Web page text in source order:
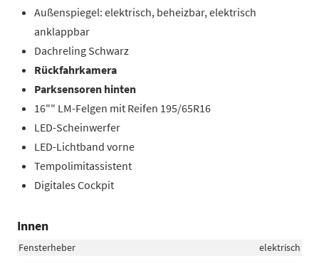
Außenspiegel: elektrisch, beheizbar, elektrisch
anklappbar
Dachreling Schwarz
Rückfahrkamera
Parksensoren hinten
16"" LM-Felgen mit Reifen 195/65R16
LED-Scheinwerfer
LED-Lichtband vorne
Tempolimitassistent
Digitales Cockpit
Innen
Fensterheber
elektrisch